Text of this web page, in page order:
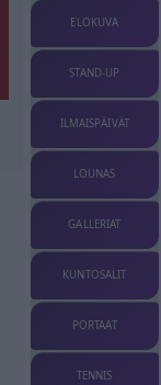
ELOKUVA
STAND-UP
ILMAISPÄIVÄT
LOUNAS
GALLERIAT
KUNTOSALIT
PORTAAT
TENNIS